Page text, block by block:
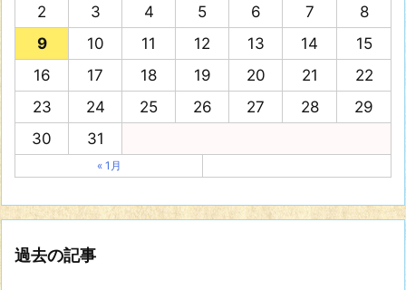
2
3 4 5 6 7
8
9
10 11 12 13 14
15
16
17 18 19 20 21
22
23
24 25 26 27 28
29
30
31
« 1月
過去の記事